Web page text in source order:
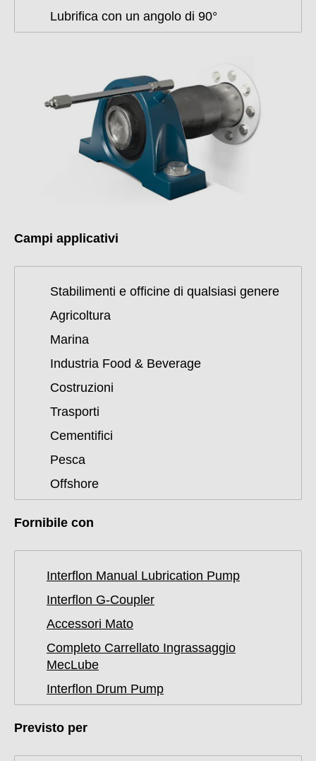
Lubrifica con un angolo di 90°
Campi applicativi
Stabilimenti e officine di qualsiasi genere
Agricoltura
Marina
Industria Food & Beverage
Costruzioni
Trasporti
Cementifici
Pesca
Offshore
Fornibile con
Interflon Manual Lubrication Pump
Interflon G-Coupler
Accessori Mato
Completo Carrellato Ingrassaggio
MecLube
Interflon Drum Pump
Previsto per